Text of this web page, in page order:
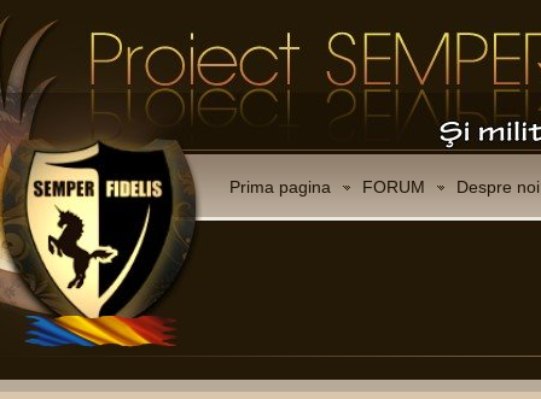
Prima pagina FORUM Despre noi